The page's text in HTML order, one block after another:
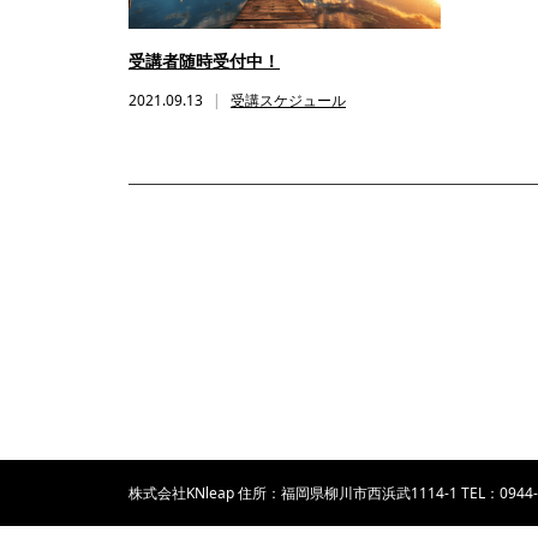
受講者随時受付中！
2021.09.13 受講スケジュール
株式会社KNleap 住所：福岡県柳川市西浜武1114-1 TEL：